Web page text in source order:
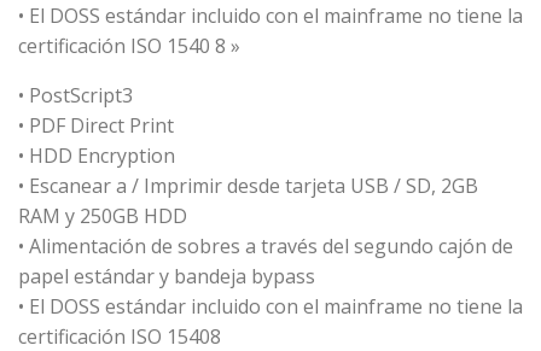
• El DOSS estándar incluido con el mainframe no tiene la
certificación ISO 1540 8 »
• PostScript3
• PDF Direct Print
• HDD Encryption
• Escanear a / Imprimir desde tarjeta USB / SD, 2GB
RAM y 250GB HDD
• Alimentación de sobres a través del segundo cajón de
papel estándar y bandeja bypass
• El DOSS estándar incluido con el mainframe no tiene la
certificación ISO 15408